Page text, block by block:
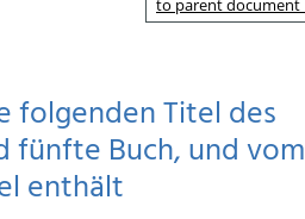
to parent document
folgenden Titel des
fünfte Buch, und vom
enthält